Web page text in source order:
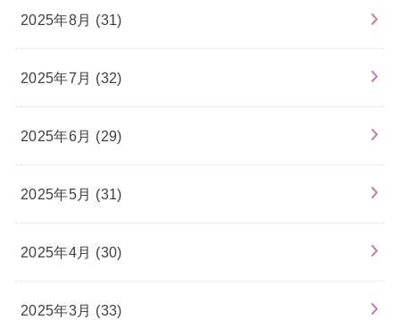
2025年8月 (31)
2025年7月 (32)
2025年6月 (29)
2025年5月 (31)
2025年4月 (30)
2025年3月 (33)